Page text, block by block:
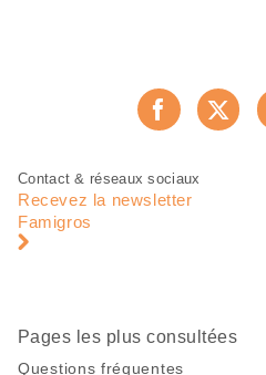
Pied
page
Navigation
pied
Contact & réseaux sociaux
Recevez la newsletter
Famigros
Pages les plus consultées
Questions fréquentes